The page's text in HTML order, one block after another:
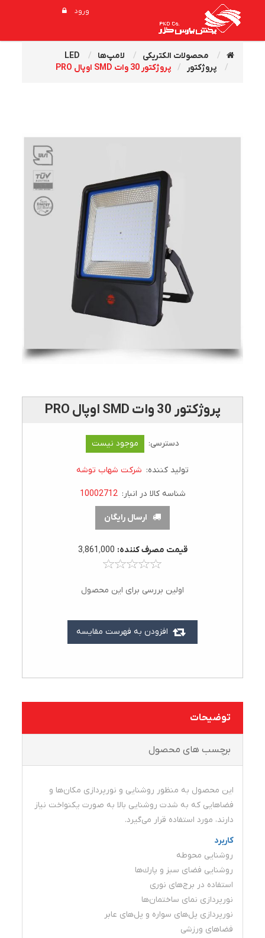
ورود
محصولات الکتریکی لامپ‌ها
LED
پروژکتور
پروژکتور 30 وات SMD اوپال PRO
پروژکتور 30 وات SMD اوپال PRO
دسترسی: موجود نیست
تولید کننده: شرکت شهاب توشه
شناسه کالا در انبار: 10002712
ارسال رایگان
قيمت مصرف کننده: 3٬861٬000
افزودن به فهرست مقایسه
اولین بررسی برای این محصول
توضیحات
برچسب های محصول
این محصول به منظور روشنایی و نورپردازی مکان‌ها و
فضاهایی که به شدت روشنایی بالا به صورت یکنواخت نیاز
دارند، مورد استفاده قرار می‌گیرد.
کاربرد
روشنایی محوطه
روشنایی فضاى سبز و پارك‌ها
استفاده در برج‌هاى نورى
نورپردازى نماى ساختمان‌ها
نورپردازى پل‌هاى سواره و پل‌هاى عابر
فضاهاى ورزشی